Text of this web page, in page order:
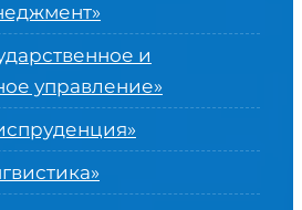
и
управление»